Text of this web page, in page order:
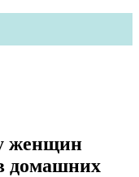
женщин
домашних